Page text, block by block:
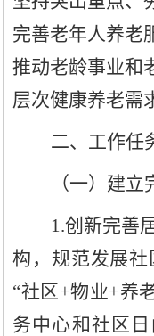
完善老年人养老
推动老龄事业和
层次健康养老需
二、 工作任
（一） 建立
1.创新完善
构，规范发展
“社区+物业+养
务中心和社区